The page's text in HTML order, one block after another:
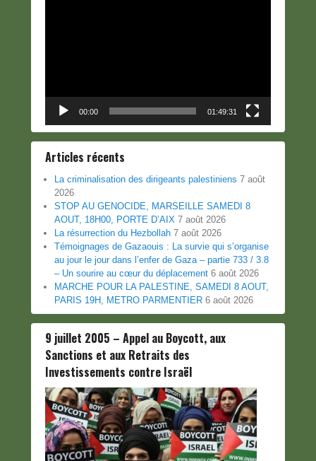
00:00 01:49:31
Articles récents
La criminalisation des dirigeants palestiniens 7 août
2026
STOP AU GENOCIDE, MARSEILLE SAMEDI 8
AOUT, 18H00, PORTE D’AIX 7 août 2026
La résurrection du Hezbollah 7 août 2026
Témoignages de Gazaouis : La survie qui s’organise
au jour le jour dans l’enfer de Gaza – partie 733 / 3.8
– Un sourire au cœur du déplacement 6 août 2026
MARCHE POUR LA PALESTINE, SAMEDI 8 AOUT,
PARIS 19H, METRO PARMENTIER 6 août 2026
9 juillet 2005 – Appel au Boycott, aux
Sanctions et aux Retraits des
Investissements contre Israël